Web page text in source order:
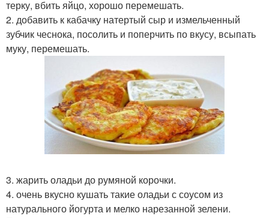
терку, вбить яйцо, хорошо перемешать.
2. добавить к кабачку натертый сыр и измельченный
зубчик чеснока, посолить и поперчить по вкусу, всыпать
муку, перемешать.
3. жарить оладьи до румяной корочки.
4. очень вкусно кушать такие оладьи с соусом из
натурального йогурта и мелко нарезанной зелени.